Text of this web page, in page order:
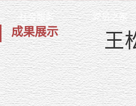
社会服务 党员之家
成果展示 王